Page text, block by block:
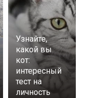
Узнайте,
какой вы
кот:
интересный
тест на
личность